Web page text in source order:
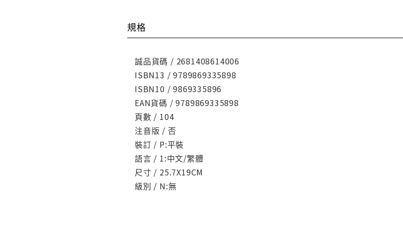
規格
誠品貨碼 / 2681408614006
ISBN13 / 9789869335898
ISBN10 / 9869335896
EAN貨碼 / 9789869335898
頁數 / 104
注音版 / 否
裝訂 / P:平裝
語言 / 1:中文/繁體
尺寸 / 25.7X19CM
級別 / N:無